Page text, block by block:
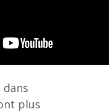
dans
plus